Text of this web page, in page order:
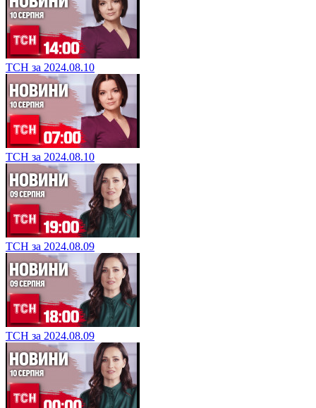
ТСН за 2024.08.10
ТСН за 2024.08.10
ТСН за 2024.08.09
ТСН за 2024.08.09